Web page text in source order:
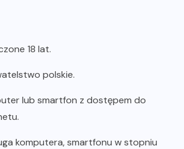
18 lat.
polskie.
lub smartfon z dostępem do
komputera, smartfonu w stopniu